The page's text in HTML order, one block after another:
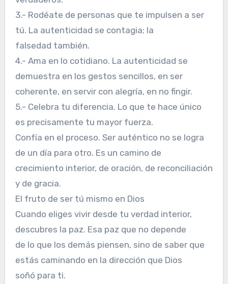
3.- Rodéate de personas que te impulsen a ser
tú. La autenticidad se contagia; la
falsedad también.
4.- Ama en lo cotidiano. La autenticidad se
demuestra en los gestos sencillos, en ser
coherente, en servir con alegría, en no fingir.
5.- Celebra tu diferencia. Lo que te hace único
es precisamente tu mayor fuerza.
Confía en el proceso. Ser auténtico no se logra
de un día para otro. Es un camino de
crecimiento interior, de oración, de reconciliación
y de gracia.
El fruto de ser tú mismo en Dios
Cuando eliges vivir desde tu verdad interior,
descubres la paz. Esa paz que no depende
de lo que los demás piensen, sino de saber que
estás caminando en la dirección que Dios
soñó para ti.